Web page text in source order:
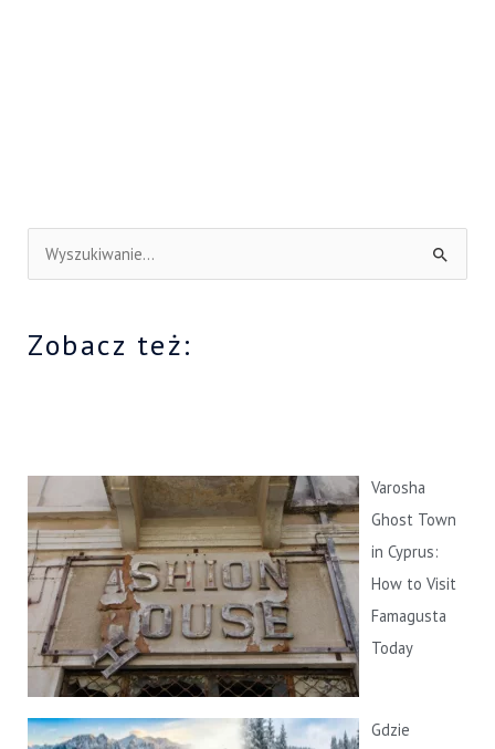
k
l
a
:
Zobacz też:
Varosha
Ghost Town
in Cyprus:
How to Visit
Famagusta
Today
Gdzie